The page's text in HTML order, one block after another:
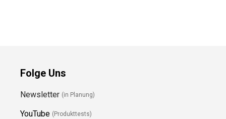
Folge Uns
Newsletter (in Planung)
YouTube (Produkttests)